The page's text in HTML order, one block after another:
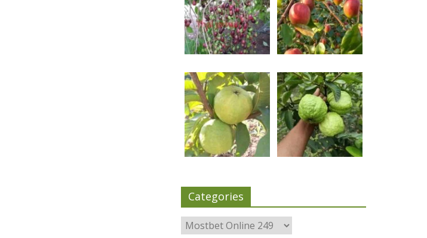
Categories
Categories